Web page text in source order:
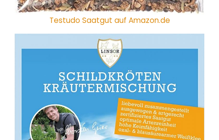
Testudo Saatgut auf Amazon.de